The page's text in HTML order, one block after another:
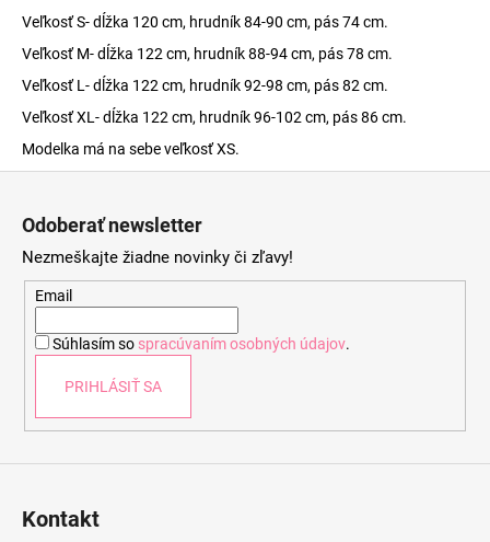
Veľkosť S- dĺžka 120 cm, hrudník 84-90 cm, pás 74 cm.
Veľkosť M- dĺžka 122 cm, hrudník 88-94 cm, pás 78 cm.
Veľkosť L- dĺžka 122 cm, hrudník 92-98 cm, pás 82 cm.
Veľkosť XL- dĺžka 122 cm, hrudník 96-102 cm, pás 86 cm.
Modelka má na sebe veľkosť XS.
Odoberať newsletter
Nezmeškajte žiadne novinky či zľavy!
Email
Súhlasím so spracúvaním osobných údajov.
PRIHLÁSIŤ SA
Kontakt